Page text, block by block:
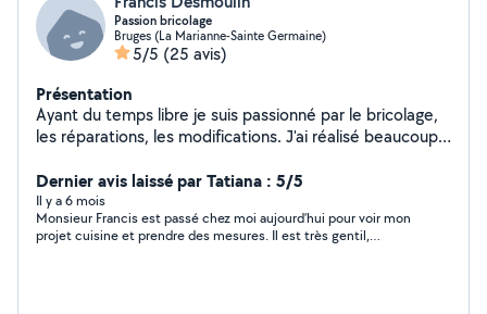
Passion bricolage
Bruges (La Marianne-Sainte Germaine)
5/5 (25 avis)
Présentation
Ayant du temps libre je suis passionné par le bricolage,
les réparations, les modifications. J'ai réalisé beaucoup
béton pour pose portillon et portail par exemple. - pose
de dallage sur la terrasse - travaux de rénovation
électrique - ponçage des murs intérieurs et peinture -
pose meuble de cuisine haut et bas - aménagement
Dernier avis laissé par Tatiana : 5/5
Il y a 6 mois
Monsieur Francis est passé chez moi aujourd’hui pour voir mon
projet cuisine et prendre des mesures. Il est très gentil,